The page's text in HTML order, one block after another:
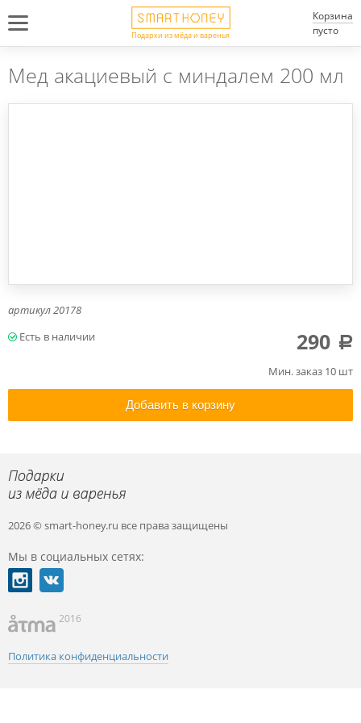
Подарки из мёда и варенья
Корзина
пусто
Мед акациевый с миндалем 200 мл
артикул20178
Мин. заказ 10 шт
290 a
Добавить в корзину
2026 © smart-honey.ru все права защищены
Мы в социальных сетях:
2016
Политика конфиденциальности